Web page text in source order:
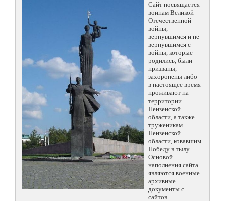
Сайт посвящается
воинам Великой
Отечественной
войны,
вернувшимся и не
вернувшимся с
войны, которые
родились, были
призваны,
захоронены либо
в настоящее время
проживают на
территории
Пензенской
области, а также
труженикам
Пензенской
области, ковавшим
Победу в тылу.
Основой
наполнения сайта
являются военные
архивные
документы с
сайтов